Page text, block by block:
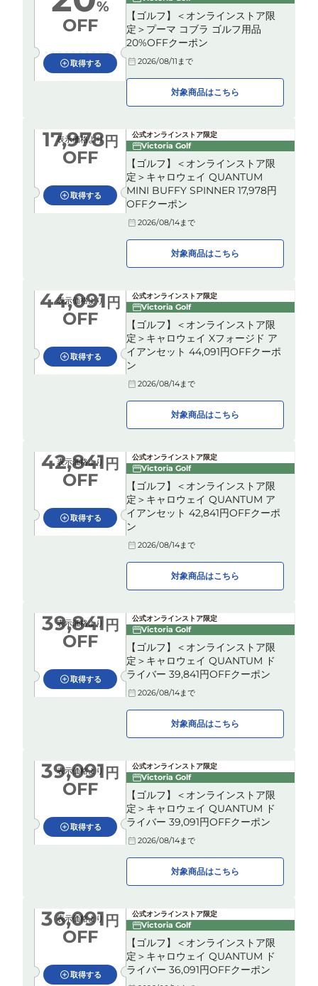
%
OFF
取得する
【ゴルフ】＜オンラインストア限
定＞プーマ コブラ ゴルフ用品
20%OFFクーポン
2026/08/11 まで
対象商品はこちら
表示価格より
17,978円
OFF
取得する
公式オンラインストア限定
Victoria Golf
【ゴルフ】＜オンラインストア限
定＞キャロウェイ QUANTUM
MINI BUFFY SPINNER 17,978円
OFFクーポン
2026/08/14まで
対象商品はこちら
表示価格より
44,091 円
OFF
取得する
公式オンラインストア限定
Victoria Golf
【ゴルフ】＜オンラインストア限
定＞キャロウェイ Xフォージド ア
イアンセット 44,091円OFFクーポ
ン
2026/08/14まで
対象商品はこちら
表示価格より
42,841 円
OFF
取得する
公式オンラインストア限定
Victoria Golf
【ゴルフ】＜オンラインストア限
定＞キャロウェイ QUANTUM ア
イアンセット 42,841円OFFクーポ
ン
2026/08/14まで
対象商品はこちら
表示価格より
39,841 円
OFF
取得する
公式オンラインストア限定
Victoria Golf
【ゴルフ】＜オンラインストア限
定＞キャロウェイ QUANTUM ド
ライバー 39,841円OFFクーポン
2026/08/14まで
対象商品はこちら
表示価格より
39,091 円
OFF
取得する
公式オンラインストア限定
Victoria Golf
【ゴルフ】＜オンラインストア限
定＞キャロウェイ QUANTUM ド
ライバー 39,091円OFFクーポン
2026/08/14まで
対象商品はこちら
表示価格より
36,091 円
OFF
取得する
公式オンラインストア限定
Victoria Golf
【ゴルフ】＜オンラインストア限
定＞キャロウェイ QUANTUM ド
ライバー 36,091円OFFクーポン